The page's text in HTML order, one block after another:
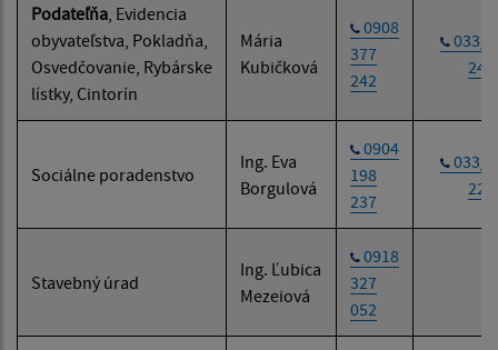
Podateľňa , Evidencia
obyvateľstva, Pokladňa,
Osvedčovanie, Rybárske
lístky, Cintorín
Mária
Kubičková
0908
377
242
033/
242
Sociálne poradenstvo
Ing. Eva
Borgulová
0904
198
237
033/
221
Stavebný úrad
Ing. Ľubica
Mezeiová
0918
327
052